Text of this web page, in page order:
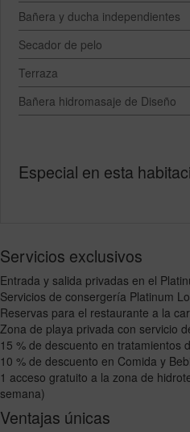
Bañera y ducha independientes
Secador de pelo
Terraza
Bañera hidromasaje de Diseño
Especial en esta
Servicios exclusivos
Entrada y salida privadas en el
Servicios de consergería Platinum
Reservas para el restaurante a la
Zona de playa privada con servicio
15 % de descuento en tratamientos
10 % de descuento en Comida y
1 acceso gratuito a la zona de
semana)
Ventajas únicas